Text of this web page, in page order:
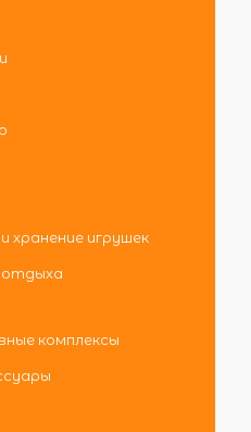
хранение игрушек
отдыха
комплексы